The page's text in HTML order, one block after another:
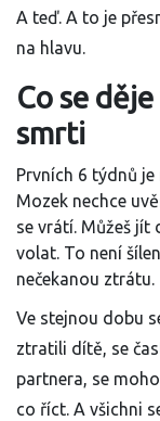
A teď. A to je
na hlavu.
Co se
smrti
Prvních 6 týdnů je
Mozek nechce
se vrátí. Můžeš jít
volat. To není
nečekanou ztrátu.
Ve stejnou dobu
ztratili dítě, se
partnera, se
co říct. A všichni